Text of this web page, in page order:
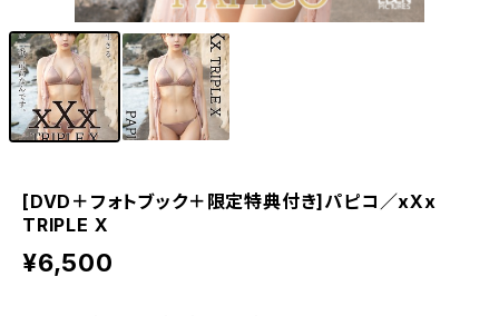
[DVD＋フォトブック＋限定特典付き]パピコ／xXx
TRIPLE X
¥6,500